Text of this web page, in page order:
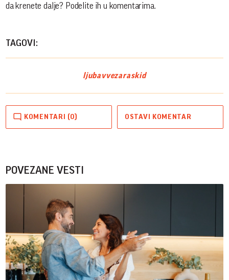
da krenete dalje? Podelite ih u komentarima.
TAGOVI:
ljubavvezaraskid
KOMENTARI (0) OSTAVI KOMENTAR
POVEZANE VESTI